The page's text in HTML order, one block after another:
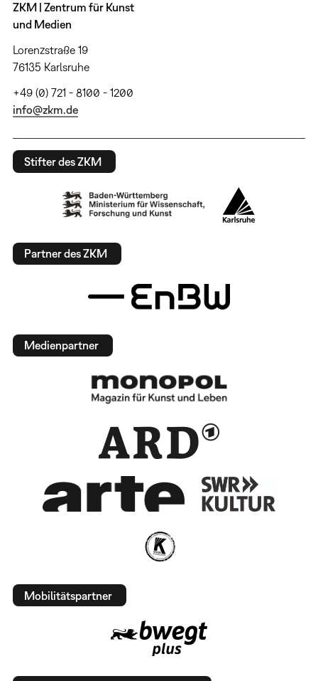
ZKM | Zentrum für Kunst
und Medien
Lorenzstraße 19
76135 Karlsruhe
+49 (0) 721 - 8100 - 1200
info@zkm.de
Stifter des ZKM
Partner des ZKM
Medienpartner
Mobilitätspartner